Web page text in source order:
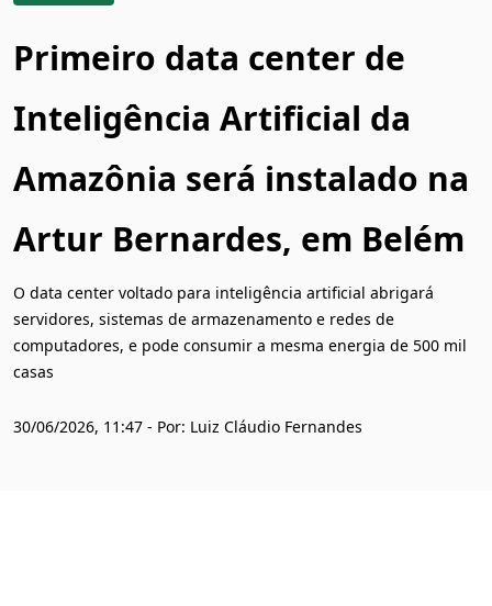
Primeiro data center de
Inteligência Artificial da
Amazônia será instalado na
Artur Bernardes, em Belém
O data center voltado para inteligência artificial abrigará
servidores, sistemas de armazenamento e redes de
computadores, e pode consumir a mesma energia de 500 mil
casas
30/06/2026, 11:47 - Por: Luiz Cláudio Fernandes